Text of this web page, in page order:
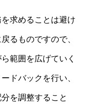
求めることは避け
るものですので、
範囲を広げていく
ドバックを行い、
を調整すること